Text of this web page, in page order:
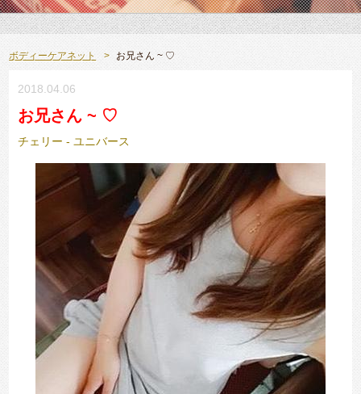
ボディーケアネット お兄さん ~ ♡
2018.04.06
お兄さん ~ ♡
チェリー - ユニバース